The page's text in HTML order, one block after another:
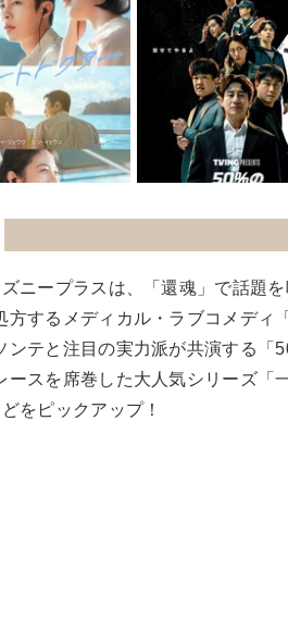
ニープラスは、「還魂」で話題
方するメディカル・ラブコメディ
ンテと注目の実力派が共演する「
ースを席巻した大人気シリーズ「
をピックアップ！